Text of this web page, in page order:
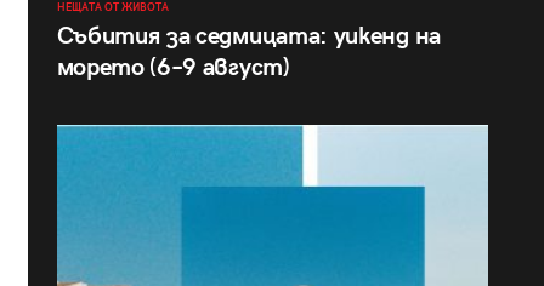
НЕЩАТА ОТ ЖИВОТА
Събития за седмицата: уикенд на
морето (6–9 август)